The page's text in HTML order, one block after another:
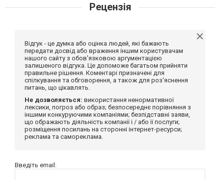
Рецензія
Відгук - це думка або оцінка людей, які бажають
передати досвід або враження іншим користувачам
нашого сайту з обов'язковою аргументацією
залишеного відгука. Це допоможе багатьом прийняти
правильне рішення. Коментарі призначені для
спілкування та обговорення, а також для роз'яснення
питань, що цікавлять.
Не дозволяється: використання ненормативної
лексики, погроз або образ; безпосереднє порівняння з
іншими конкуруючими компаніями; безпідставні заяви,
що ображають діяльність компанії і / або її послуги;
розміщення посилань на сторонні інтернет-ресурси;
реклама та самореклама.
Введіть email: